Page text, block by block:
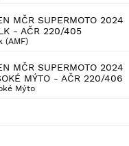
MČR SUPERMOTO 2024
- AČR 220/405
(AMF)
MČR SUPERMOTO 2024
MÝTO - AČR 220/406
Mýto